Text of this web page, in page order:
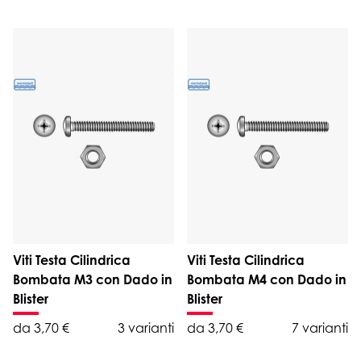
Viti Testa Cilindrica
Bombata M3 con Dado in
Blister
da 3,70 €
3 varianti
Viti Testa Cilindrica
Bombata M4 con Dado in
Blister
da 3,70 €
7 varianti